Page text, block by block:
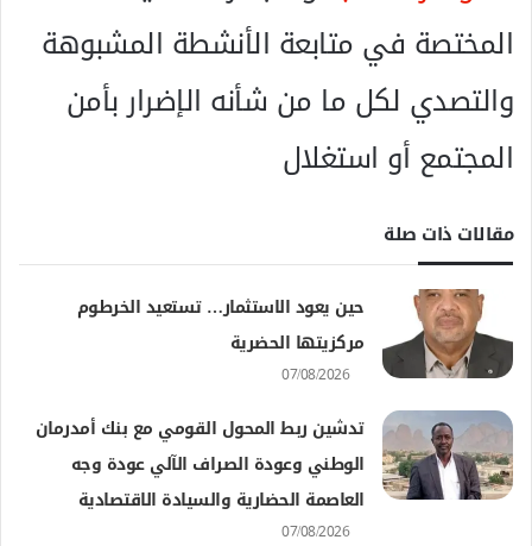
المختصة في متابعة الأنشطة المشبوهة
والتصدي لكل ما من شأنه الإضرار بأمن
المجتمع أو استغلال
مقالات ذات صلة
حين يعود الاستثمار… تستعيد الخرطوم
مركزيتها الحضرية
07/08/2026
تدشين ربط المحول القومي مع بنك أمدرمان
الوطني وعودة الصراف الآلي عودة وجه
العاصمة الحضارية والسيادة الاقتصادية
07/08/2026